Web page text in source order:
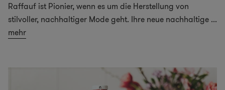
Raffauf ist Pionier, wenn es um die Herstellung von
stilvoller, nachhaltiger Mode geht. Ihre neue nachhaltige ...
mehr